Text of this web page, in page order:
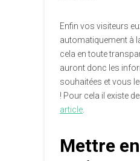
Enfin vos visiteurs
automatiquement à
cela en toute
auront donc les
souhaitées et vous
! Pour cela il existe
article.
Mettre en